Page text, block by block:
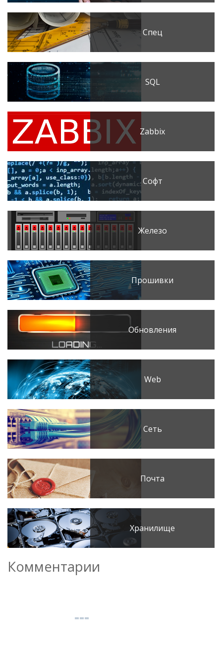
Спец
SQL
Zabbix
Софт
Железо
Прошивки
Обновления
Web
Сеть
Почта
Хранилище
Комментарии